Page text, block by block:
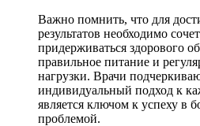
Важно помнить, что для
результатов необходимо
придерживаться здорового
правильное питание и
нагрузки. Врачи
индивидуальный подход к
является ключом к успеху в
проблемой.